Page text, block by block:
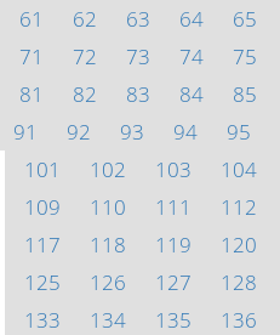
61
62 63 64 65
71
72 73 74 75
81
82 83 84 85
91
92 93 94 95
101
102 103 104
109
110 111 112
117
118 119 120
125
126 127 128
133
134 135 136